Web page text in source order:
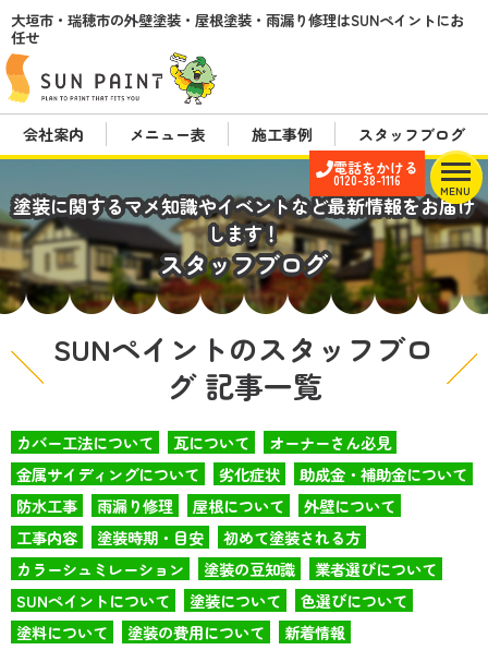
電話をかける
0120-38-1116
MENU
大垣市・瑞穂市の外壁塗装・屋根塗装・雨漏り修理はSUNペイントにお
任せ
会社案内 メニュー表 施工事例 スタッフブログ
塗装に関するマメ知識やイベントなど最新情報をお届け
します！
スタッフブログ
SUNペイントのスタッフブロ
グ 記事一覧
カバー工法について 瓦について
オーナーさん必見
金属サイディングについて
劣化症状
助成金・補助金について
防水工事
雨漏り修理 屋根について
外壁について
工事内容
塗装時期・目安
初めて塗装される方
カラーシュミレーション
塗装の豆知識
業者選びについて
SUNペイントについて
塗装について
色選びについて
塗料について
塗装の費用について
新着情報